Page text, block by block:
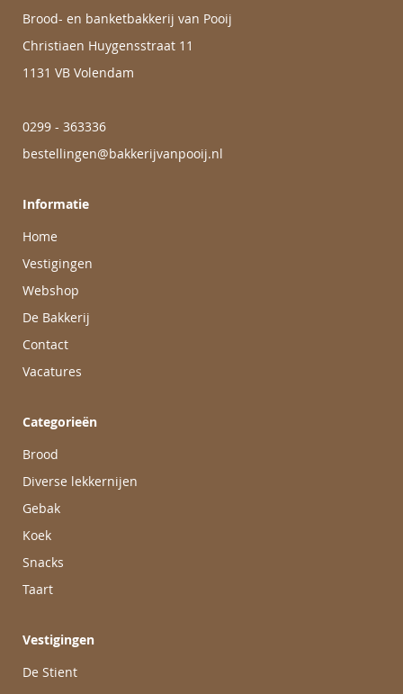
Brood- en banketbakkerij van Pooij
Christiaen Huygensstraat 11
1131 VB Volendam
0299 - 363336
bestellingen@bakkerijvanpooij.nl
Informatie
Home
Vestigingen
Webshop
De Bakkerij
Contact
Vacatures
Categorieën
Brood
Diverse lekkernijen
Gebak
Koek
Snacks
Taart
Vestigingen
De Stient